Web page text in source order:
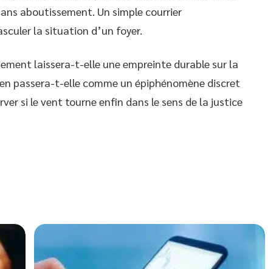
aboutissement. Un simple courrier
la situation d’un foyer.
laissera-t-elle une empreinte durable sur la
passera-t-elle comme un épiphénomène discret
si le vent tourne enfin dans le sens de la justice